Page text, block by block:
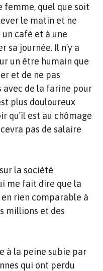
femme, quel que soit
le matin et ne
un café et à une
journée. Il n´y a
un être humain que
et de ne pas
avec de la farine pour
plus douloureux
qu´il est au chômage
pas de salaire
la société
me fait dire que la
en rien comparable à
millions et des
à la peine subie par
qui ont perdu